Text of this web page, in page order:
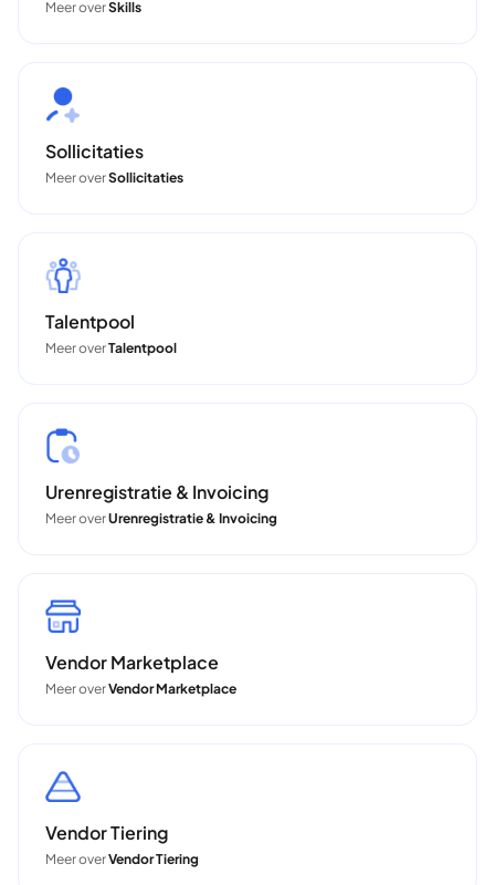
Meer overSkills
Sollicitaties
Meer overSollicitaties
Talentpool
Meer overTalentpool
Urenregistratie & Invoicing
Meer overUrenregistratie & Invoicing
Vendor Marketplace
Meer overVendor Marketplace
Vendor Tiering
Meer overVendor Tiering